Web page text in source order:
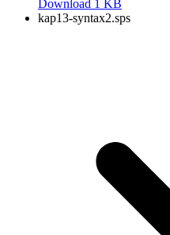
Download 1 KB
kap13-syntax2.sps